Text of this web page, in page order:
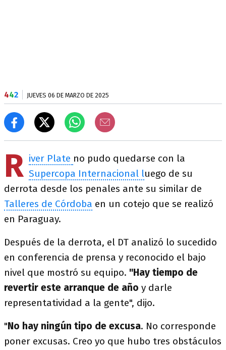
442 JUEVES 06 DE MARZO DE 2025
R iver Plate no pudo quedarse con la
Supercopa Internacional luego de su
derrota desde los penales ante su similar de
Talleres de Córdoba en un cotejo que se realizó
en Paraguay.
Después de la derrota, el DT analizó lo sucedido
en conferencia de prensa y reconocido el bajo
nivel que mostró su equipo. "Hay tiempo de
revertir este arranque de año y darle
representatividad a la gente", dijo.
"No hay ningún tipo de excusa. No corresponde
poner excusas. Creo yo que hubo tres obstáculos